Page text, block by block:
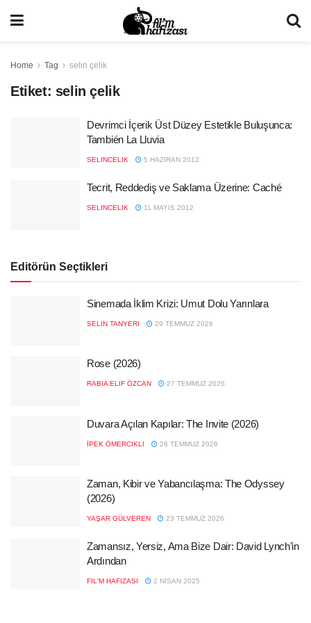
Home Tag selin çelik
Etiket: selin çelik
Devrimci İçerik Üst Düzey Estetikle Buluşunca:
También La Lluvia
SELINCELIK 5 HAZIRAN 2012
Tecrit, Reddediş ve Saklama Üzerine: Caché
SELINCELIK 11 MAYIS 2012
Editörün Seçtikleri
Sinemada İklim Krizi: Umut Dolu Yarınlara
SELIN TANYERI 29 TEMMUZ 2026
Rose (2026)
RABIA ELIF ÖZCAN 27 TEMMUZ 2026
Duvara Açılan Kapılar: The Invite (2026)
İPEK ÖMERCIKLI 26 TEMMUZ 2026
Zaman, Kibir ve Yabancılaşma: The Odyssey
(2026)
YAŞAR GÜLVEREN 23 TEMMUZ 2026
Zamansız, Yersiz, Ama Bize Dair: David Lynch’in
Ardından
FIL'M HAFIZASI 2 NISAN 2025